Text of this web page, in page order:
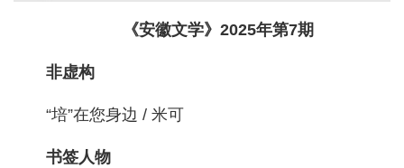
《安徽文学》2025年第7期
非虚构
“培”在您身边 / 米可
书签人物